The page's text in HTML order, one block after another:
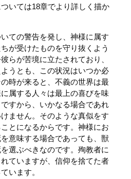
いては18章でより詳しく描か
ての警告を発し、神様に属す
が受けたものを守り抜くよう
らが苦境に立たされており、
うとも、この状況はいつか必
時が来ると、不義の世界は最
属する人々は最上の喜びを味
すから、いかなる場合であれ
ません。そのような真似をす
とになるからです。神様にお
意味する場合であっても、獣
選ぶべきなのです。殉教者に
ていますが、信仰を捨てた者
っています。